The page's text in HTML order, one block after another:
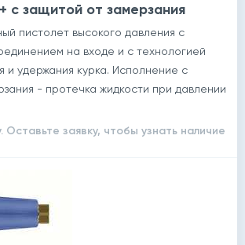
с защитой от замерзания
пистолет высокого давления с
на входе и с технологией
и удержания курка. Исполнение с
- протечка жидкости при давлении
Оставьте заявку, чтобы узнать наличие